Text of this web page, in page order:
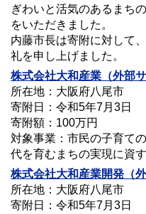
ぎわいと活気のあるまち
をいただきました。
内藤市長は寄附に対して
礼を申し上げました。
株式会社大和産業（外部サ
所在地：大阪府八尾市
寄附日：令和5年7月3日
寄附額：100万円
対象事業：市民の子育て
代を育むまちの実現に資
株式会社大和産業開発（外
所在地：大阪府八尾市
寄附日：令和5年7月3日